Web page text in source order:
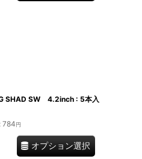
SHAD SW 4.2inch : 5本入
: 784円
オプション選択